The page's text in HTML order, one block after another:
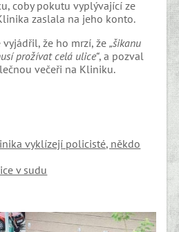
coby pokutu vyplývající ze
zaslala na jeho konto.
že ho mrzí, že„šikanu
prožívat celá ulice“, a pozval
večeři na Kliniku.
vyklízejí policisté, někdo
v sudu